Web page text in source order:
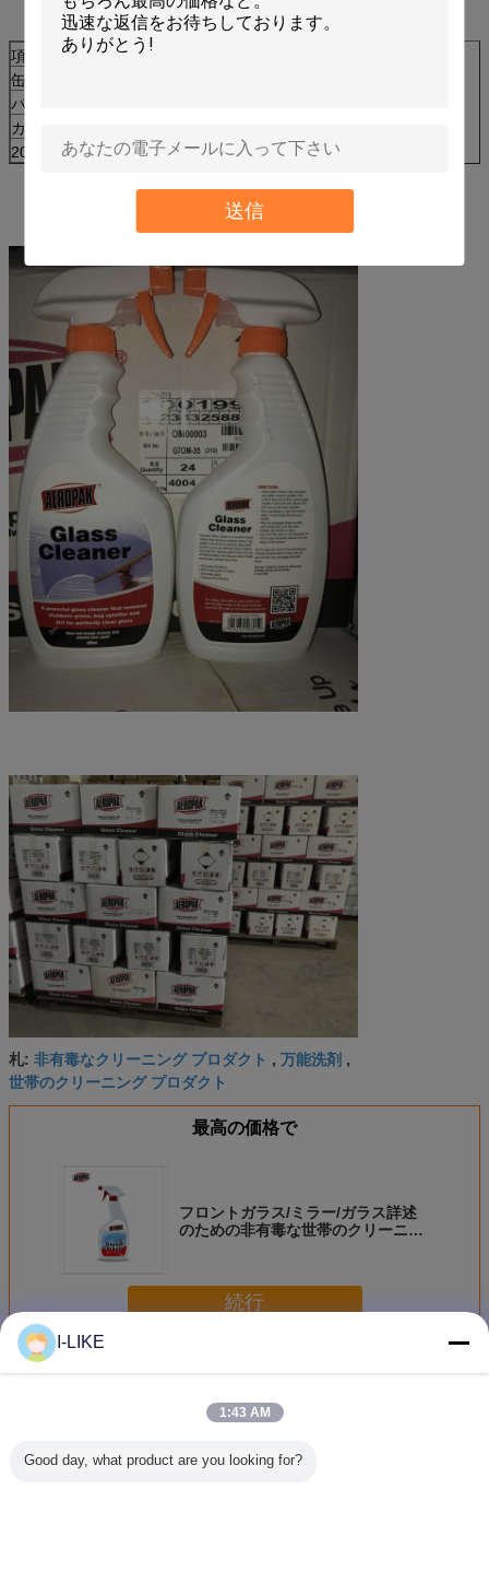
送信
項目いいえ:
缶のサイズ:
パッケージ:
カートンのサイズ:
20ftの容器のローディング850のカートン
札: 非有毒なクリーニング プロダクト , 万能洗剤 ,
世帯のクリーニング プロダクト
最高の価格で
フロントガラス/ミラー/ガラス詳述
のための非有毒な世帯のクリーニン
続行
多く世帯の心配プロダクト
I-LIKE
1:43 AM
Good day, what product are you looking for?